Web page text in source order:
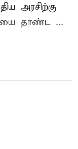
அரசிற்கு
தாண்ட ...